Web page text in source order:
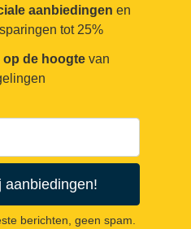
aanbiedingen en
tot 25%
op de hoogte van
aanbiedingen!
berichten, geen spam.